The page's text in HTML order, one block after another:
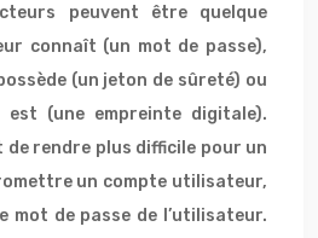
peuvent être quelque
connaît (un mot de passe),
(un jeton de sûreté) ou
est (une empreinte digitale).
de rendre plus difficile pour un
un compte utilisateur,
mot de passe de l’utilisateur.